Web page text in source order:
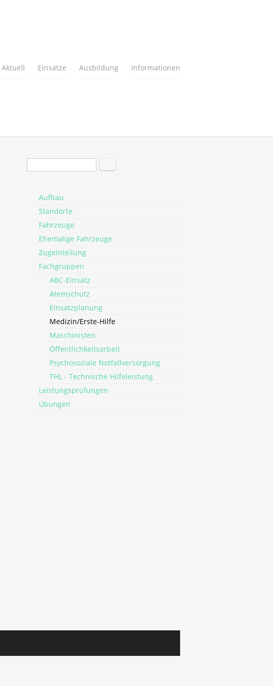
Aktuell Einsätze Ausbildung Informationen
Suchformular Suche
Aufbau
Standorte
Fahrzeuge
Ehemalige Fahrzeuge
Zugeinteilung
Fachgruppen
ABC-Einsatz
Atemschutz
Einsatzplanung
Medizin/Erste-Hilfe
Maschinisten
Öffentlichkeitsarbeit
Psychosoziale Notfallversorgung
THL - Technische Hilfeleistung
Leistungsprüfungen
Übungen